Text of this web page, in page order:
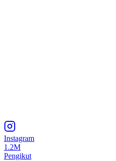
Instagram
1.2M
Pengikut